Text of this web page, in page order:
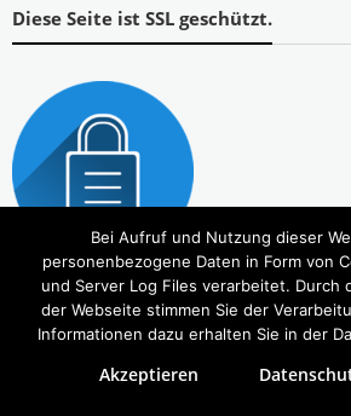
Diese Seite ist SSL geschützt.
Copyright © 2026Tierbedarf – bvl-Shop . Alle Rechte
Bei Aufruf und Nutzung dieser
personenbezogene Daten in Form von
und Server Log Files verarbeitet. Durch
der Webseite stimmen Sie der
Informationen dazu erhalten Sie in der
Akzeptieren